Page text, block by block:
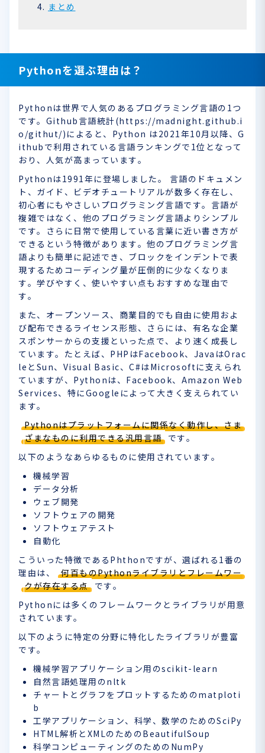
まとめ
Pythonを選ぶ理由は？
Pythonは世界で人気のあるプログラミング言語の1つ
です。Github言語統計(https://madnight.github.i
o/githut/)によると、Python は2021年10月以降、G
ithubで利用されている言語ランキングで1位となって
おり、人気が高まっています。
Pythonは1991年に登場しました。 言語のドキュメン
ト、ガイド、ビデオチュートリアルが数多く存在し、
初心者にもやさしいプログラミング言語です。言語が
複雑ではなく、他のプログラミング言語よりシンプル
です。さらに日常で使用している言葉に近い書き方が
できるという特徴があります。他のプログラミング言
語よりも簡単に記述でき、ブロックをインデントで表
現するためコーディング量が圧倒的に少なくなりま
す。学びやすく、使いやすい点もおすすめな理由で
す。
また、オープンソース、商業目的でも自由に使用およ
び配布できるライセンス形態、さらには、有名な企業
スポンサーからの支援といった点で、より速く成長し
ています。たとえば、PHPはFacebook、JavaはOrac
leとSun、Visual Basic、C#はMicrosoftに支えられ
ていますが、Pythonは、Facebook、Amazon Web
Services、特にGoogleによって大きく支えられてい
ます。
Pythonはプラットフォームに関係なく動作し、さま
ざまなものに利用できる汎用言語 です。
以下のようなあらゆるものに使用されています。
機械学習
データ分析
ウェブ開発
ソフトウェアの開発
ソフトウェアテスト
自動化
こういった特徴であるPhthonですが、選ばれる1番の
理由は、
何百ものPythonライブラリとフレームワー
クが存在する点 です。
Pythonには多くのフレームワークとライブラリが用意
されています。
以下のように特定の分野に特化したライブラリが豊富
です。
機械学習アプリケーション用のscikit-learn
自然言語処理用のnltk
チャートとグラフをプロットするためのmatploti
b
工学アプリケーション、科学、数学のためのSciPy
HTML解析とXMLのためのBeautifulSoup
科学コンピューティングのためのNumPy